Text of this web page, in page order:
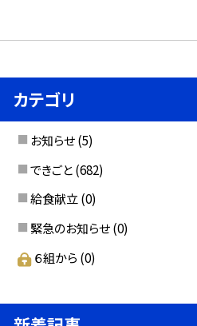
カテゴリ
お知らせ (5)
できごと (682)
給食献立 (0)
緊急のお知らせ (0)
６組から (0)